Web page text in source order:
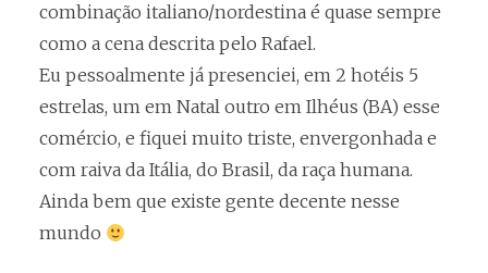
combinação italiano/nordestina é quase sempre
como a cena descrita pelo Rafael.
Eu pessoalmente já presenciei, em 2 hotéis 5
estrelas, um em Natal outro em Ilhéus (BA) esse
comércio, e fiquei muito triste, envergonhada e
com raiva da Itália, do Brasil, da raça humana.
Ainda bem que existe gente decente nesse
mundo